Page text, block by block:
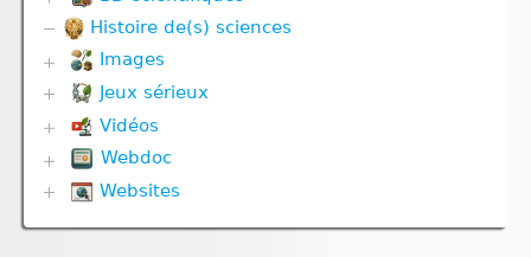
Biodiversité
Corps humain
Divers
Evolution
Géodynamique externe et Climat
Géodynamique interne
Gestes techniques
Nutrition
Histoire de(s) sciences
Images
Corps humain
Jeux sérieux
Biodiversité
Défense immunitaire
Divers
Evolution
Vidéos
Communication hormonale
Communication nerveuse
Corps humain
Défense immunitaire
Webdoc
Biodiversité
Défense immunitaire
Websites